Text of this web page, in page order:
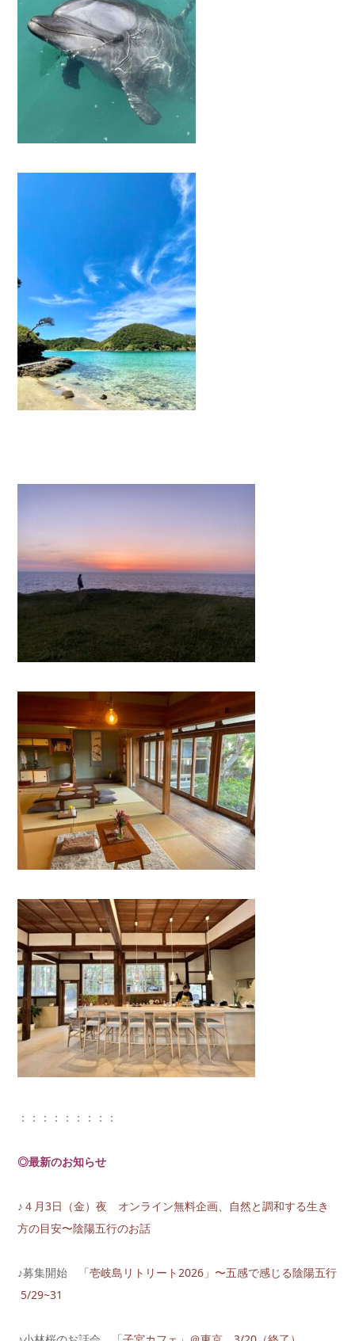
：：：：：：：：：
◎最新のお知らせ
♪ ４月3日（金）夜 オンライン無料企画、自然と調和する生き
方の目安〜陰陽五行のお話
♪募集開始
「壱岐島リトリート2026」〜五感で感じる陰陽五行
5/29~31